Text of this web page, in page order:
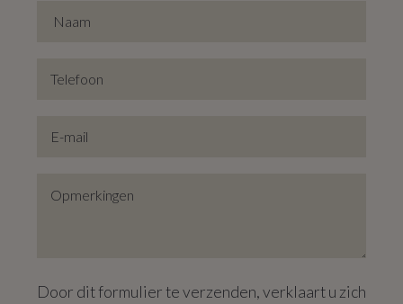
interieur voelt iedereen zich onmiddellijk thuis. Rust
Door dit formulier te verzenden, verklaart u zich